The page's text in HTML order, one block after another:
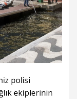
polisi
ekiplerinin